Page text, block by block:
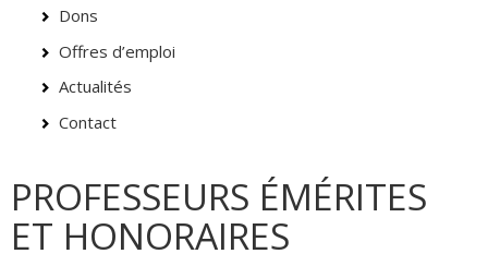
Dons
Offres d’emploi
Actualités
Contact
PROFESSEURS ÉMÉRITES
ET HONORAIRES